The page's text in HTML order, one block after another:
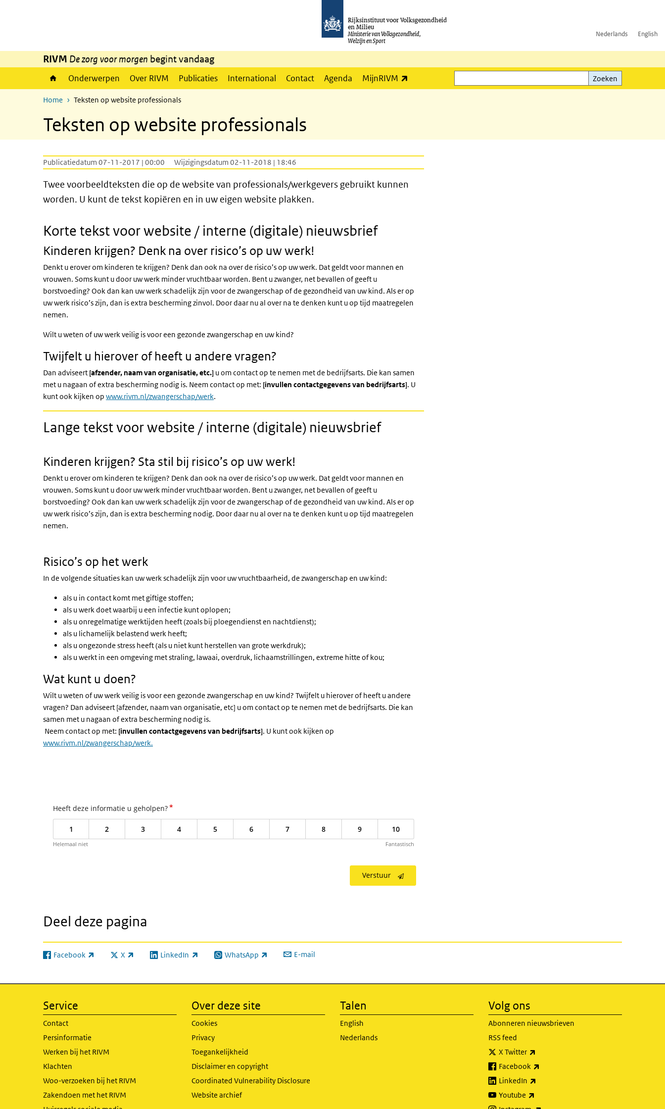
Rijksinstituut voor Volksgezondheid
en Milieu
Ministerie van Volksgezondheid,
Welzijn en Sport
Nederlands English
RIVM De zorg voor morgen begint vandaag
Onderwerpen Over RIVM Publicaties International Contact Agenda MijnRIVM
Zoeken
Zoeken
Home Teksten op website professionals
Teksten op website professionals
Publicatiedatum 07-11-2017 | 00:00 Wijzigingsdatum 02-11-2018 | 18:46
Twee voorbeeldteksten die op de website van professionals/werkgevers gebruikt kunnen
worden. U kunt de tekst kopiëren en in uw eigen website plakken.
Korte tekst voor website / interne (digitale) nieuwsbrief
Kinderen krijgen? Denk na over risico’s op uw werk!
Denkt u erover om kinderen te krijgen? Denk dan ook na over de risico’s op uw werk. Dat geldt voor mannen en
vrouwen. Soms kunt u door uw werk minder vruchtbaar worden. Bent u zwanger, net bevallen of geeft u
borstvoeding? Ook dan kan uw werk schadelijk zijn voor de zwangerschap of de gezondheid van uw kind. Als er op
uw werk risico’s zijn, dan is extra bescherming zinvol. Door daar nu al over na te denken kunt u op tijd maatregelen
nemen.
Wilt u weten of uw werk veilig is voor een gezonde zwangerschap en uw kind?
Twijfelt u hierover of heeft u andere vragen?
Dan adviseert [afzender, naam van organisatie, etc.] u om contact op te nemen met de bedrijfsarts. Die kan samen
met u nagaan of extra bescherming nodig is. Neem contact op met: [invullen contactgegevens van bedrijfsarts]. U
kunt ook kijken op www.rivm.nl/zwangerschap/werk.
Lange tekst voor website / interne (digitale) nieuwsbrief
Kinderen krijgen? Sta stil bij risico’s op uw werk!
Denkt u erover om kinderen te krijgen? Denk dan ook na over de risico’s op uw werk. Dat geldt voor mannen en
vrouwen. Soms kunt u door uw werk minder vruchtbaar worden. Bent u zwanger, net bevallen of geeft u
borstvoeding? Ook dan kan uw werk schadelijk zijn voor de zwangerschap of de gezondheid van uw kind. Als er op
uw werk risico’s zijn, dan is extra bescherming nodig. Door daar nu al over na te denken kunt u op tijd maatregelen
nemen.
Risico’s op het werk
In de volgende situaties kan uw werk schadelijk zijn voor uw vruchtbaarheid, de zwangerschap en uw kind:
als u in contact komt met giftige stoffen;
als u werk doet waarbij u een infectie kunt oplopen;
als u onregelmatige werktijden heeft (zoals bij ploegendienst en nachtdienst);
als u lichamelijk belastend werk heeft;
als u ongezonde stress heeft (als u niet kunt herstellen van grote werkdruk);
als u werkt in een omgeving met straling, lawaai, overdruk, lichaamstrillingen, extreme hitte of kou;
Wat kunt u doen?
Wilt u weten of uw werk veilig is voor een gezonde zwangerschap en uw kind? Twijfelt u hierover of heeft u andere
vragen? Dan adviseert [afzender, naam van organisatie, etc] u om contact op te nemen met de bedrijfsarts. Die kan
samen met u nagaan of extra bescherming nodig is.
Neem contact op met: [invullen contactgegevens van bedrijfsarts]. U kunt ook kijken op
www.rivm.nl/zwangerschap/werk.
Heeft deze informatie u geholpen?*
1 2 3 4 5 6 7 8 9 10
Helemaal niet Fantastisch
Verstuur
Deel deze pagina
Facebook
(externe link) X
(externe link) LinkedIn
(externe link) WhatsApp
(externe link) E-mail
Service
Contact
Persinformatie
Werken bij het RIVM
Klachten
Woo-verzoeken bij het RIVM
Zakendoen met het RIVM
Over deze site
Cookies
Privacy
Toegankelijkheid
Disclaimer en copyright
Coordinated Vulnerability Disclosure
Website archief
Talen
English
Nederlands
Volg ons
Abonneren nieuwsbrieven
RSS feed
X Twitter
Facebook
LinkedIn
Youtube